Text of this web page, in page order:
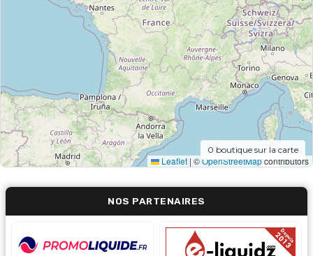
Leaflet | ©OpenStreetMapcontributors
0 boutique sur la carte
NOS PARTENAIRES